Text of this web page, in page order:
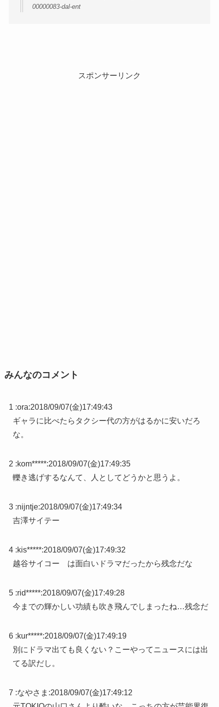
00000083-dal-ent
スポンサーリンク
みんなのコメント
1 :ora:2018/09/07(金)17:49:43
ギャラに比べたらタクシー代の方がはるかに安いだろ
な。
2 :kom*****:2018/09/07(金)17:49:35
轢き逃げするなんて、人としてどうかと思うよ。
3 :nijntje:2018/09/07(金)17:49:34
吉澤サイテー
4 :kis*****:2018/09/07(金)17:49:32
越谷サイコー は面白いドラマだったから残念だな
5 :rid*****:2018/09/07(金)17:49:28
今までの輝かしい功績も吹き飛んでしまったね…残念だ
6 :kur*****:2018/09/07(金)17:49:19
別にドラマ出ても良くない？こーやってニュースには出
てる訳だし。
7 :なやさま :2018/09/07(金)17:49:12